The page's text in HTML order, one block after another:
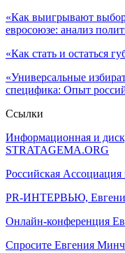
«Как выигрывают
евросоюзе: анализ
«Как стать и остаться
«Универсальные
специфика: Опыт
Ссылки
Информационная и
STRATAGEMA.ORG
Российская
PR-ИНТЕРВЬЮ,
Онлайн-конференция
Спросите Евгения